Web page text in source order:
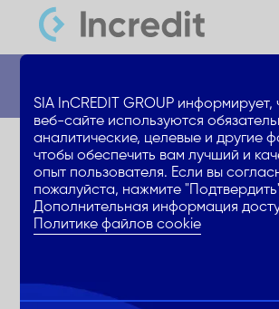
Получи деньги
возвращай в
году!
SIA InCREDIT GROUP информирует,
веб-сайте используются
аналитические, целевые и другие
чтобы обеспечить вам лучший и
опыт пользователя. Если вы
пожалуйста, нажмите
Дополнительная информация
Политике файлов cookie